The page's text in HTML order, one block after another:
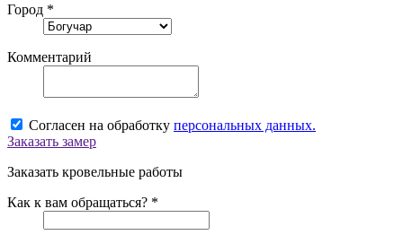
Город *
Комментарий
Согласен на обработку персональных данных.
Заказать замер
Заказать кровельные работы
Как к вам обращаться? *